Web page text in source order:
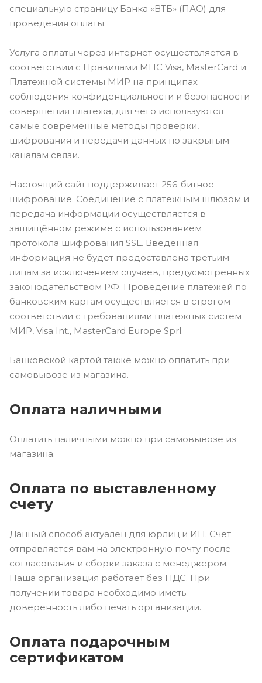
специальную страницу Банка «ВТБ» (ПАО) для
проведения оплаты.
Услуга оплаты через интернет осуществляется в
соответствии с Правилами МПС Visa, MasterCard и
Платежной системы МИР на принципах
соблюдения конфиденциальности и безопасности
совершения платежа, для чего используются
самые современные методы проверки,
шифрования и передачи данных по закрытым
каналам связи.
Настоящий сайт поддерживает 256-битное
шифрование. Соединение с платёжным шлюзом и
передача информации осуществляется в
защищённом режиме с использованием
протокола шифрования SSL. Введённая
информация не будет предоставлена третьим
лицам за исключением случаев, предусмотренных
законодательством РФ. Проведение платежей по
банковским картам осуществляется в строгом
соответствии с требованиями платёжных систем
МИР, Visa Int., MasterCard Europe Sprl.
Банковской картой также можно оплатить при
самовывозе из магазина.
Оплата наличными
Оплатить наличными можно при самовывозе из
магазина.
Оплата по выставленному
счету
Данный способ актуален для юрлиц и ИП. Счёт
отправляется вам на электронную почту после
согласования и сборки заказа с менеджером.
Наша организация работает без НДС. При
получении товара необходимо иметь
доверенность либо печать организации.
Оплата подарочным
сертификатом